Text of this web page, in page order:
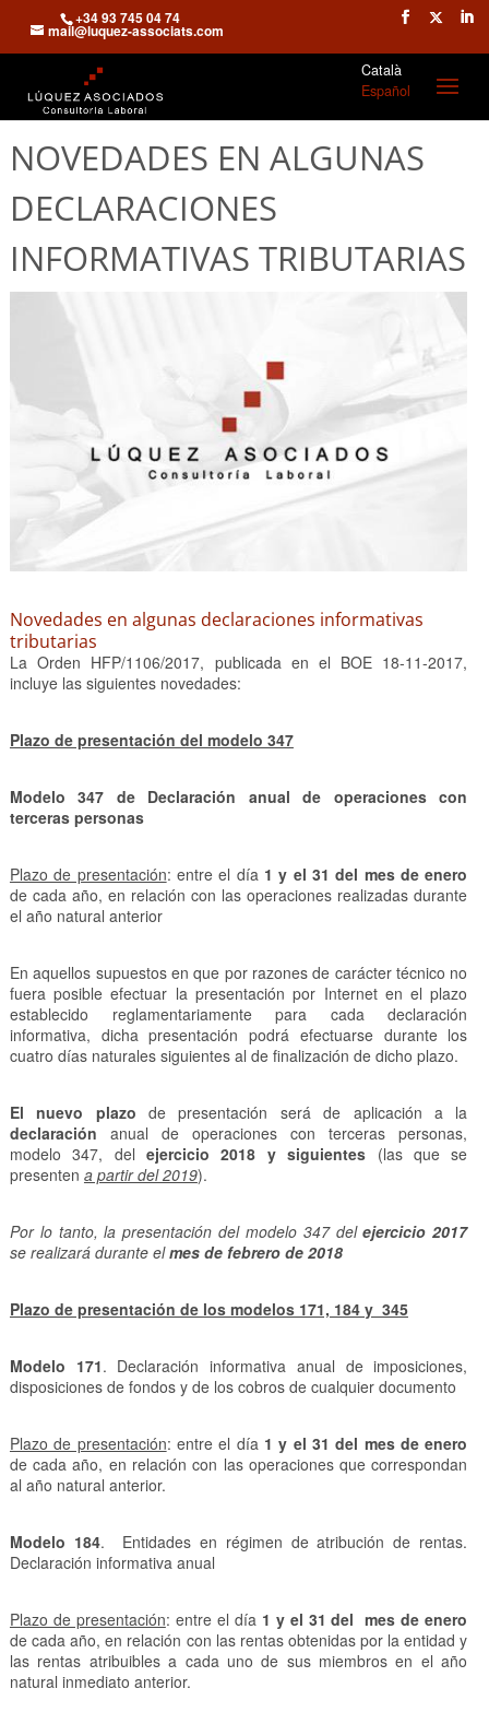
+34 93 745 04 74
mail@luquez-associats.com
Català
Español
NOVEDADES EN ALGUNAS
DECLARACIONES
INFORMATIVAS TRIBUTARIAS
Novedades en algunas declaraciones informativas
tributarias
La Orden HFP/1106/2017, publicada en el BOE 18-11-2017,
incluye las siguientes novedades:
Plazo de presentación del modelo 347
Modelo 347 de Declaración anual de operaciones con
terceras personas
Plazo de presentación: entre el día 1 y el 31 del mes de enero
de cada año, en relación con las operaciones realizadas durante
el año natural anterior
En aquellos supuestos en que por razones de carácter técnico no
fuera posible efectuar la presentación por Internet en el plazo
establecido reglamentariamente para cada declaración
informativa, dicha presentación podrá efectuarse durante los
cuatro días naturales siguientes al de finalización de dicho plazo.
El nuevo plazo de presentación será de aplicación a la
declaración anual de operaciones con terceras personas,
modelo 347, delejercicio 2018 y siguientes (las que se
presenten a partir del 2019).
Por lo tanto, la presentación del modelo 347 delejercicio 2017
se realizará durante elmes de febrero de 2018
Plazo de presentación de los modelos 171, 184 y 345
Modelo 171. Declaración informativa anual de imposiciones,
disposiciones de fondos y de los cobros de cualquier documento
Plazo de presentación: entre el día 1 y el 31 del mes de enero
de cada año, en relación con las operaciones que correspondan
al año natural anterior.
Modelo 184. Entidades en régimen de atribución de rentas.
Declaración informativa anual
Plazo de presentación: entre el día 1 y el 31 del mes de enero
de cada año, en relación con las rentas obtenidas por la entidad y
las rentas atribuibles a cada uno de sus miembros en el año
natural inmediato anterior.